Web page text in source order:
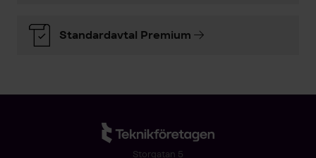
Standardavtal Premium
Storgatan 5